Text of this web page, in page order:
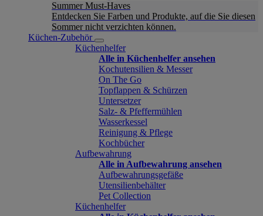
Summer Must-Haves
Entdecken Sie Farben und Produkte, auf die Sie diesen
Sommer nicht verzichten können.
Küchen-Zubehör
Küchenhelfer
Alle in Küchenhelfer ansehen
Kochutensilien & Messer
On The Go
Topflappen & Schürzen
Untersetzer
Salz- & Pfeffermühlen
Wasserkessel
Reinigung & Pflege
Kochbücher
Aufbewahrung
Alle in Aufbewahrung ansehen
Aufbewahrungsgefäße
Utensilienbehälter
Pet Collection
Küchenhelfer